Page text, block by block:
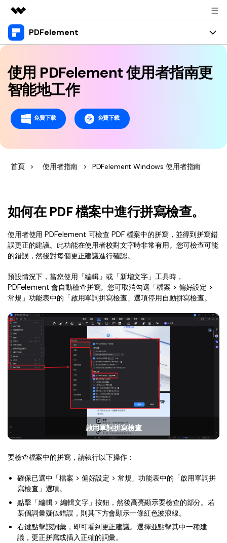
精選產品
實用工具
總覽
解決方案
關於我們
新聞中心
PDFelement
桌面版
Mac 版 PDFelement
iPhone/iPad 版 PDFelement
雲端版
SDK
PDFelement SDK
功能
閱讀 PDF
建立 PDF
個人使用者
轉換 PDF
編輯 PDF
壓縮 PDF
整理 PDF
專業使用者
PDF 表單
簽署 PDF
AI PDF助理
eSign（合法）
資源
教學中心
人氣名單
商業秘訣
PDF 表單解決方案
PDF 知識
簽署 PDF 秘訣
教學文章 - Mac 系统
了解更多
更多內容
免費 PDF 範本
聯絡支援部門
新功能
升級至 9.0 版
教育界折扣
使用 PDFelement 使用者指南更
智能地工作
免費下载 免費下载
首頁 > 使用者指南 > PDFelement Windows 使用者指南
如何在 PDF 檔案中進行拼寫檢查。
使用者使用 PDFelement 可檢查 PDF 檔案中的拼寫，並得到拼寫錯
誤更正的建議。此功能在使用者校對文字時非常有用。您可檢查可能
的錯誤，然後對每個更正建議進行確認。
預設情況下，當您使用「編輯」或「新增文字」工具時，
PDFelement 會自動檢查拼寫。您可取消勾選「檔案 > 偏好設定 >
常規」功能表中的「啟用單詞拼寫檢查」選項停用自動拼寫檢查。
啟用單詞拼寫檢查
要檢查檔案中的拼寫，請執行以下操作：
確保已選中「檔案 > 偏好設定 > 常規」功能表中的「啟用單詞拼
寫檢查」選項。
點擊「編輯 > 編輯文字」按鈕，然後高亮顯示要檢查的部分。若
某個詞彙疑似錯誤，則其下方會顯示一條紅色波浪線。
右鍵點擊該詞彙，即可看到更正建議。選擇並點擊其中一種建
議，更正拼寫或插入正確的詞彙。